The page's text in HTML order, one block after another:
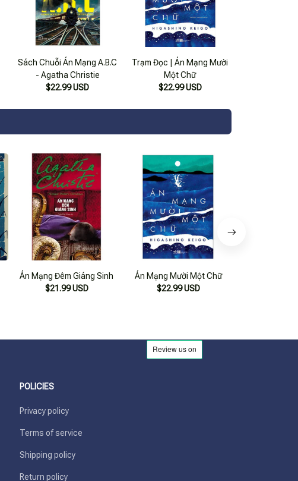
Sách Chuỗi Án Mạng A.B.C
- Agatha Christie
$22.99 USD
Trạm Đọc | Án Mạng Mười
Một Chữ
$22.99 USD
Án Mạng Đêm Giáng Sinh
$21.99 USD
Án Mạng Mười Một Chữ
$22.99 USD
POLICIES
Privacy policy
Terms of service
Shipping policy
Return policy